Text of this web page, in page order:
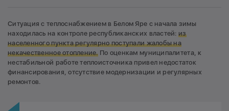
Ситуация с теплоснабжением в Белом Яре с начала зимы
находилась на контроле республиканских властей: из
населенного пункта регулярно поступали жалобы на
некачественное отопление.По оценкам муниципалитета, к
нестабильной работе теплоисточника привел недостаток
финансирования, отсутствие модернизации и регулярных
ремонтов.